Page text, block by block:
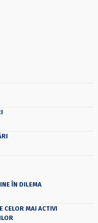
ÎN DILEMA
CELOR MAI ACTIVI